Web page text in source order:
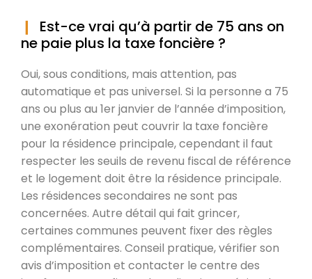
Est-ce vrai qu’à partir de 75 ans on
ne paie plus la taxe foncière ?
Oui, sous conditions, mais attention, pas
automatique et pas universel. Si la personne a 75
ans ou plus au 1er janvier de l’année d’imposition,
une exonération peut couvrir la taxe foncière
pour la résidence principale, cependant il faut
respecter les seuils de revenu fiscal de référence
et le logement doit être la résidence principale.
Les résidences secondaires ne sont pas
concernées. Autre détail qui fait grincer,
certaines communes peuvent fixer des règles
complémentaires. Conseil pratique, vérifier son
avis d’imposition et contacter le centre des